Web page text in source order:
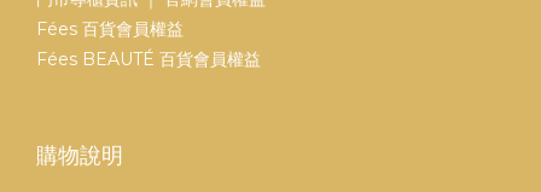
Fées 百貨會員權益
Fées BEAUTÉ 百貨會員權益
購物說明